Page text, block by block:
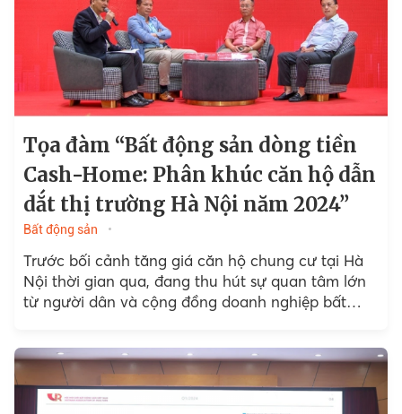
Tọa đàm “Bất động sản dòng tiền
Cash-Home: Phân khúc căn hộ dẫn
dắt thị trường Hà Nội năm 2024”
Bất động sản
Trước bối cảnh tăng giá căn hộ chung cư tại Hà
Nội thời gian qua, đang thu hút sự quan tâm lớn
từ người dân và cộng đồng doanh nghiệp bất